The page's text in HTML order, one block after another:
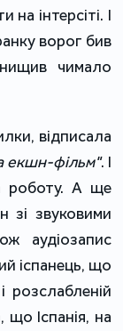
інтерсіті. І
ворог бив
чимало
відписала
екшн-фільм". І
роботу. А ще
зі звуковими
аудіозапис
іспанець, що
розслабленій
що Іспанія, на